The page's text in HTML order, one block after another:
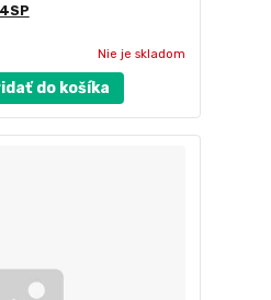
Nie je skladom
do košíka